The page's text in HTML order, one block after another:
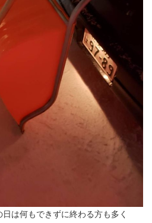
は何もできずに終わる方も多く